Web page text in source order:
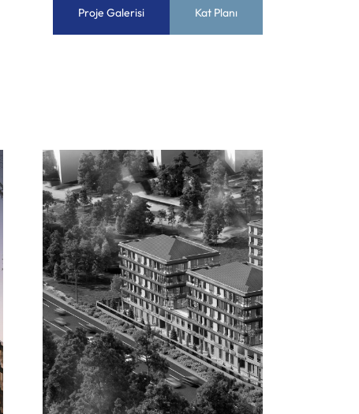
Proje Galerisi Kat Planı